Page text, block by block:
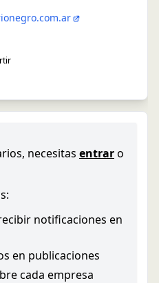
necesitas entraro
notificaciones en
en publicaciones
cada empresa